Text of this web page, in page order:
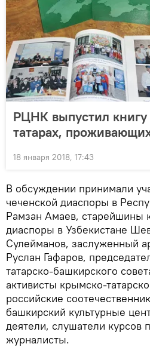
РЦНК выпустил
татарах,
18 января 2018, 17:43
В обсуждении принимали
чеченской диаспоры в
Рамзан Амаев, старейшины
диаспоры в Узбекистане
Сулейманов, заслуженный
Руслан Гафаров,
татарско-башкирского
активисты крымско-
российские
башкирский культурные
деятели, слушатели курсов
журналисты.